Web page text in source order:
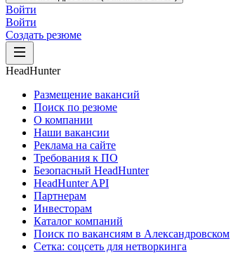
Войти
Войти
Создать резюме
HeadHunter
Размещение вакансий
Поиск по резюме
О компании
Наши вакансии
Реклама на сайте
Требования к ПО
Безопасный HeadHunter
HeadHunter API
Партнерам
Инвесторам
Каталог компаний
Поиск по вакансиям в Александровском
Сетка: соцсеть для нетворкинга